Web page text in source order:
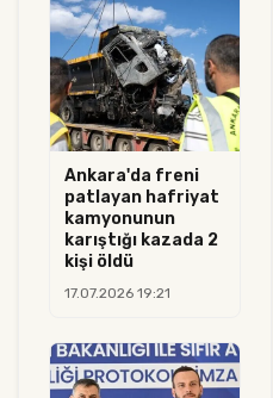
Ankara'da freni
patlayan hafriyat
kamyonunun
karıştığı kazada 2
kişi öldü
17.07.2026 19:21